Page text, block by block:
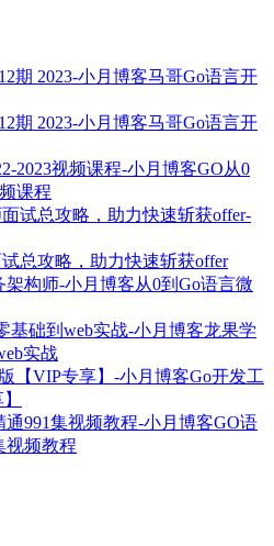
马哥Go语言开
马哥Go语言开
GO从0
课程
总攻略，助力快速斩获offer
从0到Go语言微
龙果学
实战
Go开发工
GO语
视频教程